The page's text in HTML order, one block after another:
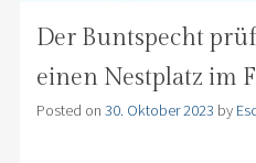
Der Buntspecht
einen Nestplatz im
Posted on 30. Oktober 2023 by